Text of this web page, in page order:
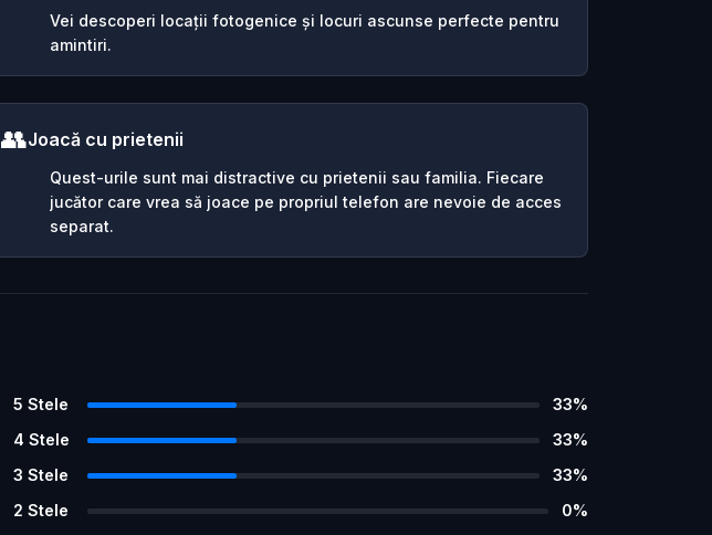
Vei descoperi locații fotogenice și locuri ascunse perfecte pentru
amintiri.
👥Joacă cu prietenii
Quest-urile sunt mai distractive cu prietenii sau familia. Fiecare
jucător care vrea să joace pe propriul telefon are nevoie de acces
separat.
5 Stele 33%
4 Stele 33%
3 Stele 33%
2 Stele 0%